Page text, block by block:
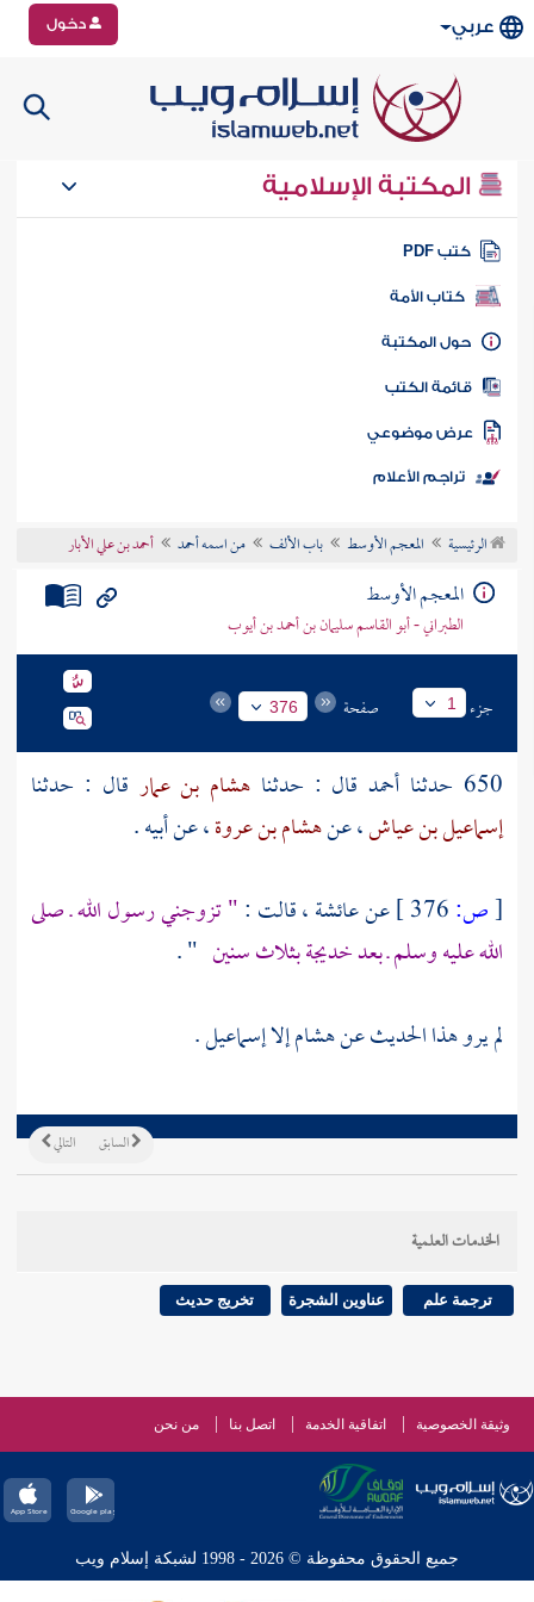
عربي دخول
المكتبة الإسلامية
كتب PDF
كتاب الأمة
المكتبة
الكتب
موضوعي
تراجم الأعلام
الرئيسية المعجم الأوسط باب الألف من اسمه أحمد أحمد بن علي الأبار
المعجم الأوسط
الطبراني - أبو القاسم سليمان بن أحمد بن أيوب
جزء 1 صفحة 376
650 حدثنا أحمد قال : حدثنا هشام بن عمار قال : حدثنا
إسماعيل بن عياش، عنهشام بن عروة، عن أبيه .
[ص: عنعائشة، قالت :" تزوجني رسول الله ـ صلى
الله عليه وسلم ـ بعد خديجة بثلاث سنين " .
لم يرو هذا الحديث عنهشامإلاإسماعيل.
التالي السابق
الخدمات العلمية
ترجمة علم عناوين الشجرة تخريج حديث
وثيقة الخصوصية اتفاقية الخدمة اتصل بنا من نحن
جميع الحقوق محفوظة © 2026 - 1998 لشبكة إسلام ويب